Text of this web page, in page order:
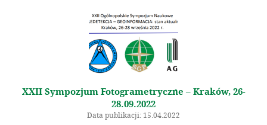
XXII Sympozjum Fotogrametryczne – Kraków, 26-
28.09.2022
Data publikacji: 15.04.2022